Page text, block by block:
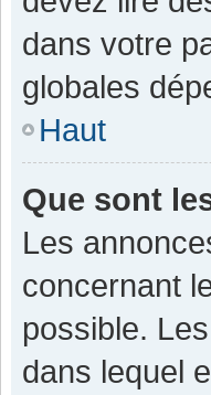
dans votre
globales
Haut
Que sont
Les
concernant
possible.
dans lequel